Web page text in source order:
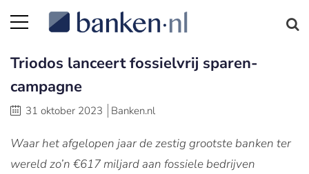
Triodos lanceert fossielvrij sparen-
campagne
31 oktober 2023 Banken.nl
Waar het afgelopen jaar de zestig grootste banken ter
wereld zo’n €617 miljard aan fossiele bedrijven